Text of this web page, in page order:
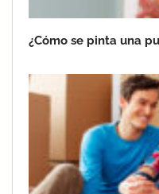
¿Cómo se pinta una